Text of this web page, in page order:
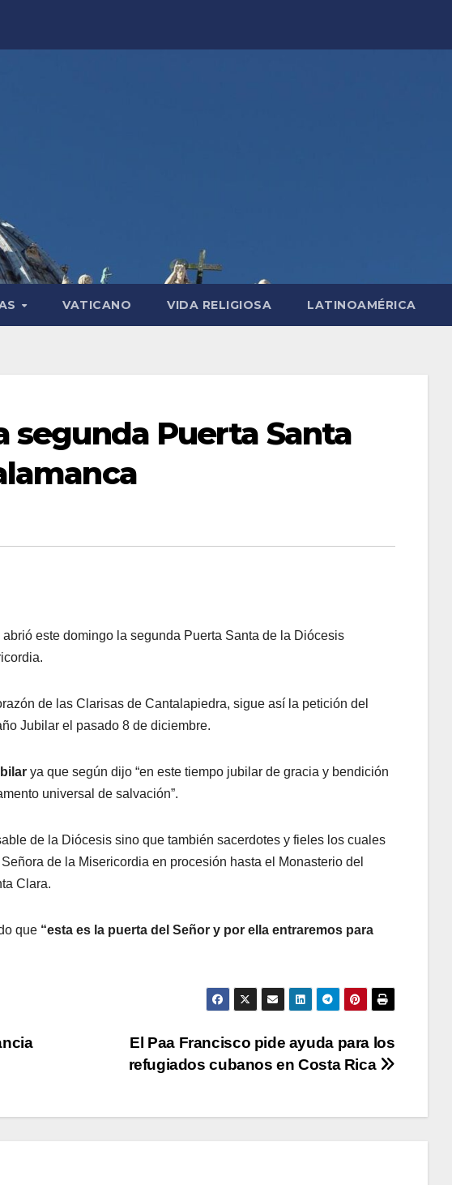
VATICANO VIDA RELIGIOSA LATINOAMÉRICA
segunda Puerta Santa
abrió este domingo la segunda Puerta Santa de la Diócesis
de las Clarisas de Cantalapiedra, sigue así la petición del
Jubilar el pasado 8 de diciembre.
ya que según dijo “en este tiempo jubilar de gracia y bendición
universal de salvación”.
de la Diócesis sino que también sacerdotes y fieles los cuales
de la Misericordia en procesión hasta el Monasterio del
Clara.
que “esta es la puerta del Señor y por ella entraremos para
El Paa Francisco pide ayuda para los
refugiados cubanos en Costa Rica